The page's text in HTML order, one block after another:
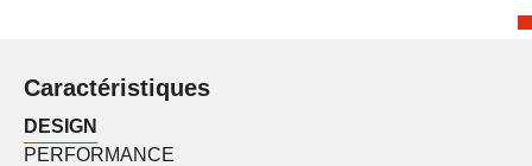
Caractéristiques
DESIGN
PERFORMANCE